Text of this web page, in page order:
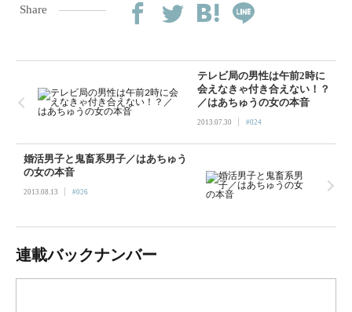
Share
テレビ局の男性は午前2時に
会えなきゃ付き合えない！？
／はあちゅうの女の本音
2013.07.30 | #024
婚活男子と鬼畜系男子／はあちゅう
の女の本音
2013.08.13 | #026
連載バックナンバー